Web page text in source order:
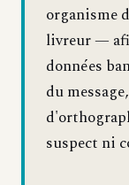
organisme
livreur —
données
du
suspect ni